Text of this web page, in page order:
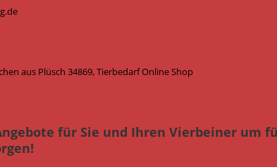
aus Plüsch 34869, Tierbedarf Online Shop
für Sie und Ihren Vierbeiner um